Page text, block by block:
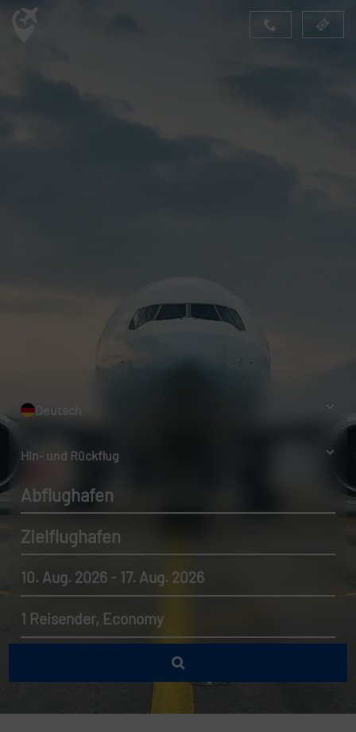
Deutsch
Hin- und Rückflug
Abflughafen
Zielflughafen
10. Aug. 2026 - 17. Aug. 2026
1 Reisender, Economy